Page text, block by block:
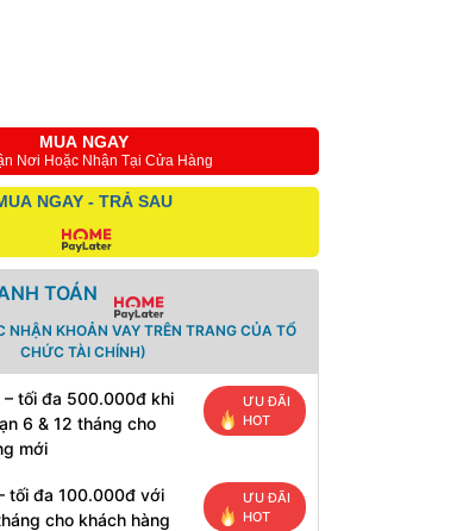
MUA NGAY
Nơi Hoặc Nhận Tại Cửa Hàng
NGAY - TRẢ SAU
TOÁN
NHẬN KHOẢN VAY TRÊN TRANG CỦA TỔ
CHỨC TÀI CHÍNH)
– tối đa 500.000đ khi
6 & 12 tháng cho
mới
ƯU ĐÃI
HOT
tối đa 100.000đ với
cho khách hàng
ƯU ĐÃI
HOT